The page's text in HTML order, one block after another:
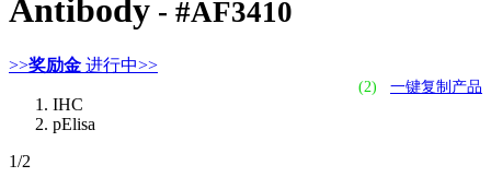
Antibody - #AF3410
>>奖励金 进行中>>
(2) 一键复制产品
IHC
pElisa
1/2